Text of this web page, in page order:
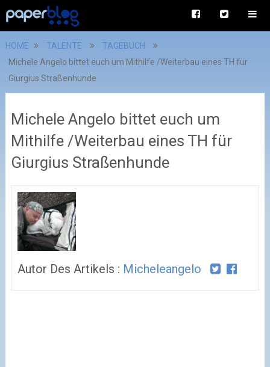
HOME TALENTE
TAGEBUCH
Michele Angelo bittet euch um Mithilfe /Weiterbau eines TH für
Giurgius Straßenhunde
Michele Angelo bittet euch um
Mithilfe /Weiterbau eines TH für
Giurgius Straßenhunde
Autor Des Artikels : Micheleangelo